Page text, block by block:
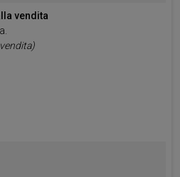
di analisi dei dati web,
i quali potrebbero combinarle
ha fornito loro o che hanno
vendita